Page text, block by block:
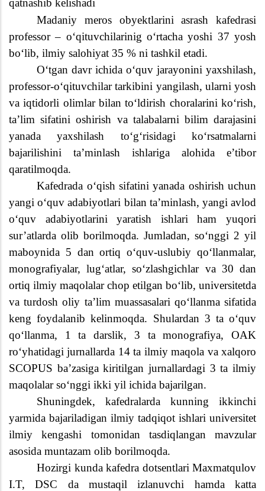
qatnashib kelishadi
Madaniy meros obyektlarini asrash kafedrasi
professor – o‘qituvchilarinig o‘rtacha yoshi 37 yosh
bo‘lib, ilmiy salohiyat 35 % ni tashkil etadi.
O‘tgan davr ichida o‘quv jarayonini yaxshilash,
professor-o‘qituvchilar tarkibini yangilash, ularni yosh
va iqtidorli olimlar bilan to‘ldirish choralarini ko‘rish,
ta’lim sifatini oshirish va talabalarni bilim darajasini
yanada yaxshilash to‘g‘risidagi ko‘rsatmalarni
bajarilishini ta’minlash ishlariga alohida e’tibor
qaratilmoqda.
Kafedrada o‘qish sifatini yanada oshirish uchun
yangi o‘quv adabiyotlari bilan ta’minlash, yangi avlod
o‘quv adabiyotlarini yaratish ishlari ham yuqori
sur’atlarda olib borilmoqda. Jumladan, so‘nggi 2 yil
maboynida 5 dan ortiq o‘quv-uslubiy qo‘llanmalar,
monografiyalar, lug‘atlar, so‘zlashgichlar va 30 dan
ortiq ilmiy maqolalar chop etilgan bo‘lib, universitetda
va turdosh oliy ta’lim muassasalari qo‘llanma sifatida
keng foydalanib kelinmoqda. Shulardan 3 ta oʻquv
qoʻllanma, 1 ta darslik, 3 ta monografiya, OAK
roʻyhatidagi jurnallarda 14 ta ilmiy maqola va xalqoro
SCOPUS ba’zasiga kiritilgan jurnallardagi 3 ta ilmiy
maqolalar soʻnggi ikki yil ichida bajarilgan.
Shuningdek, kafedralarda kunning ikkinchi
yarmida bajariladigan ilmiy tadqiqot ishlari universitet
ilmiy kengashi tomonidan tasdiqlangan mavzular
asosida muntazam olib borilmoqda.
Hozirgi kunda kafedra dotsentlari Maxmatqulov
I.T, DSC da mustaqil izlanuvchi hamda katta